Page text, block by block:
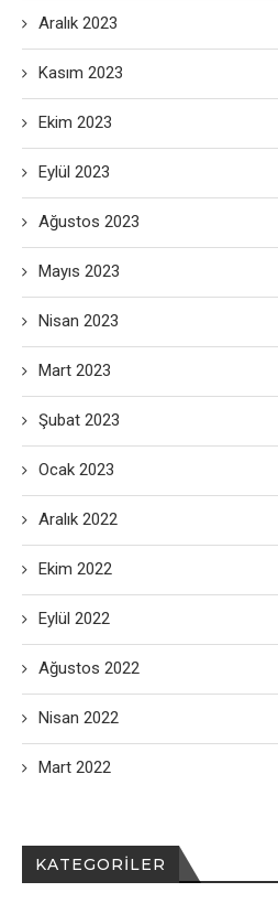
Aralık 2023
Kasım 2023
Ekim 2023
Eylül 2023
Ağustos 2023
Mayıs 2023
Nisan 2023
Mart 2023
Şubat 2023
Ocak 2023
Aralık 2022
Ekim 2022
Eylül 2022
Ağustos 2022
Nisan 2022
Mart 2022
KATEGORILER